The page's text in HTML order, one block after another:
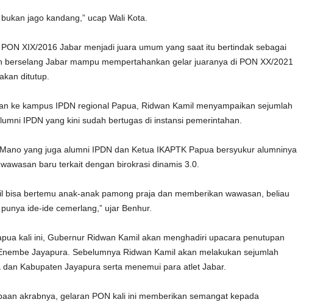
jago kandang,” ucap Wali Kota.
XIX/2016 Jabar menjadi juara umum yang saat itu bertindak sebagai
berselang Jabar mampu mempertahankan gelar juaranya di PON XX/2021
ditutup.
ke kampus IPDN regional Papua, Ridwan Kamil menyampaikan sejumlah
IPDN yang kini sudah bertugas di instansi pemerintahan.
yang juga alumni IPDN dan Ketua IKAPTK Papua bersyukur alumninya
baru terkait dengan birokrasi dinamis 3.0.
bisa bertemu anak-anak pamong praja dan memberikan wawasan, beliau
ide-ide cemerlang,” ujar Benhur.
kali ini, Gubernur Ridwan Kamil akan menghadiri upacara penutupan
Jayapura. Sebelumnya Ridwan Kamil akan melakukan sejumlah
Kabupaten Jayapura serta menemui para atlet Jabar.
akrabnya, gelaran PON kali ini memberikan semangat kepada